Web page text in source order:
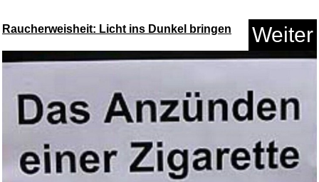
Raucherweisheit: Licht ins Dunkel bringen Weiter